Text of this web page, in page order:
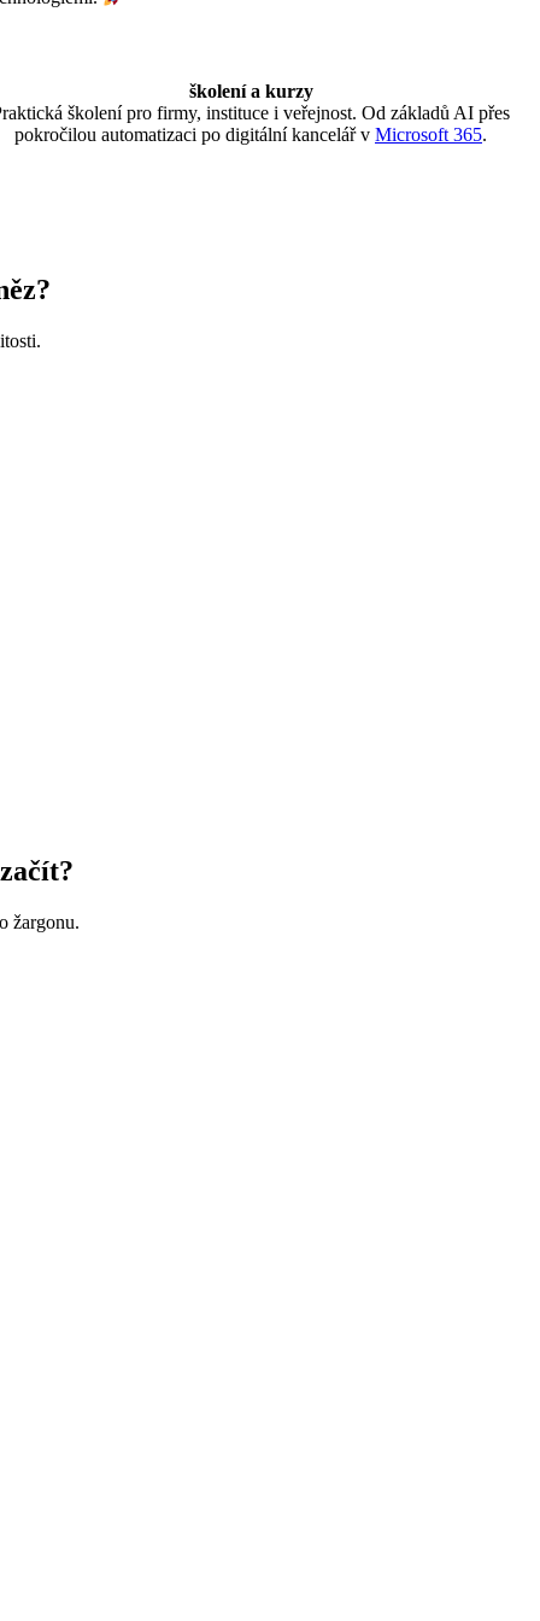
školení a kurzy
školení pro firmy, instituce i veřejnost. Od základů AI přes
pokročilou automatizaci po digitální kancelář v Microsoft 365.
žargonu.